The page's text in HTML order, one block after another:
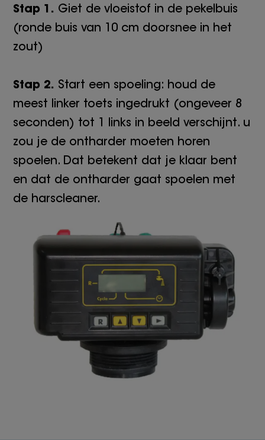
Stap 1. Giet de vloeistof in de pekelbuis
(ronde buis van 10 cm doorsnee in het
zout)
Stap 2. Start een spoeling: houd de
meest linker toets ingedrukt (ongeveer 8
seconden) tot 1 links in beeld verschijnt. u
zou je de ontharder moeten horen
spoelen. Dat betekent dat je klaar bent
en dat de ontharder gaat spoelen met
de harscleaner.